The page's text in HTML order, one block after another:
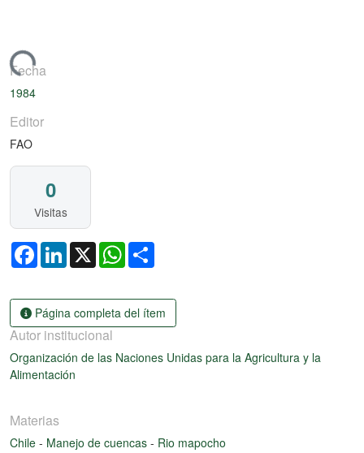
Fecha
1984
Editor
FAO
0
Visitas
FacebookLinkedIn
X WhatsApp
Página completa del ítem
Autor institucional
Organización de las Naciones Unidas para la Agricultura y la
Alimentación
Materias
Chile - Manejo de cuencas - Rio mapocho